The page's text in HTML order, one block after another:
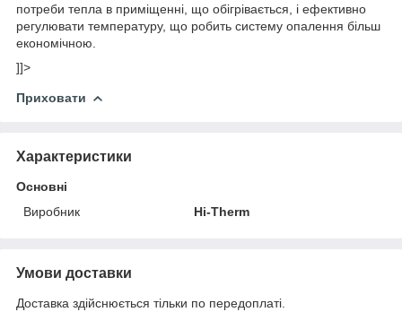
потреби тепла в приміщенні, що обігрівається, і ефективно
регулювати температуру, що робить систему опалення більш
економічною.
]]>
Приховати
Характеристики
Основні
Виробник
Hi-Therm
Умови доставки
Доставка здійснюється тільки по передоплаті.